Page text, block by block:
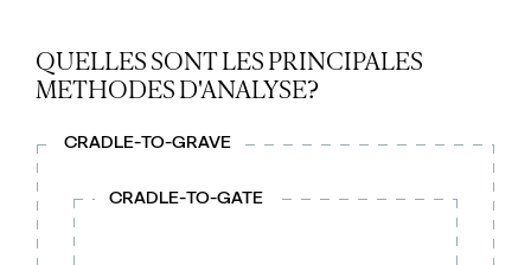
QUELLES SONT LES PRINCIPALES
METHODES D'ANALYSE?
CRADLE-TO-GRAVE
CRADLE-TO-GATE